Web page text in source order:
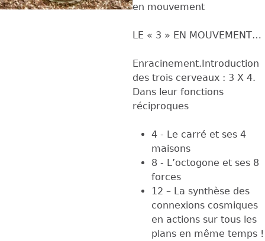
en mouvement
LE « 3 » EN MOUVEMENT…
Enracinement.Introduction
des trois cerveaux : 3 X 4.
Dans leur fonctions
réciproques
4 - Le carré et ses 4
maisons
8 - L’octogone et ses 8
forces
12 – La synthèse des
connexions cosmiques
en actions sur tous les
plans en même temps !